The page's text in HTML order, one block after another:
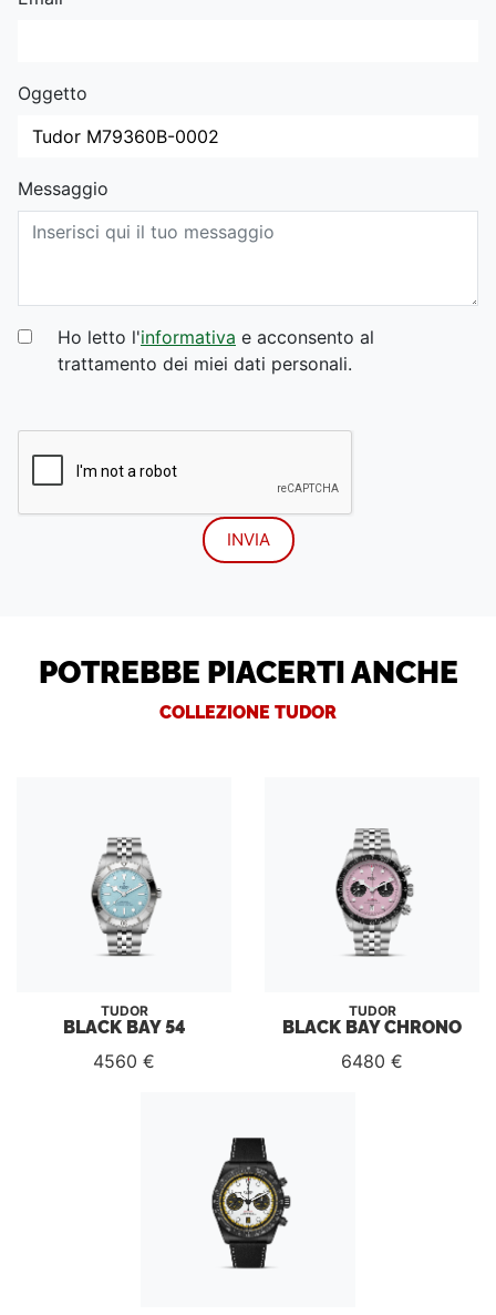
Oggetto
Messaggio
Ho letto l'informativa e acconsento al
trattamento dei miei dati personali.
POTREBBE PIACERTI ANCHE
COLLEZIONE TUDOR
TUDOR
BLACK BAY 54
4560 €
TUDOR
BLACK BAY CHRONO
6480 €